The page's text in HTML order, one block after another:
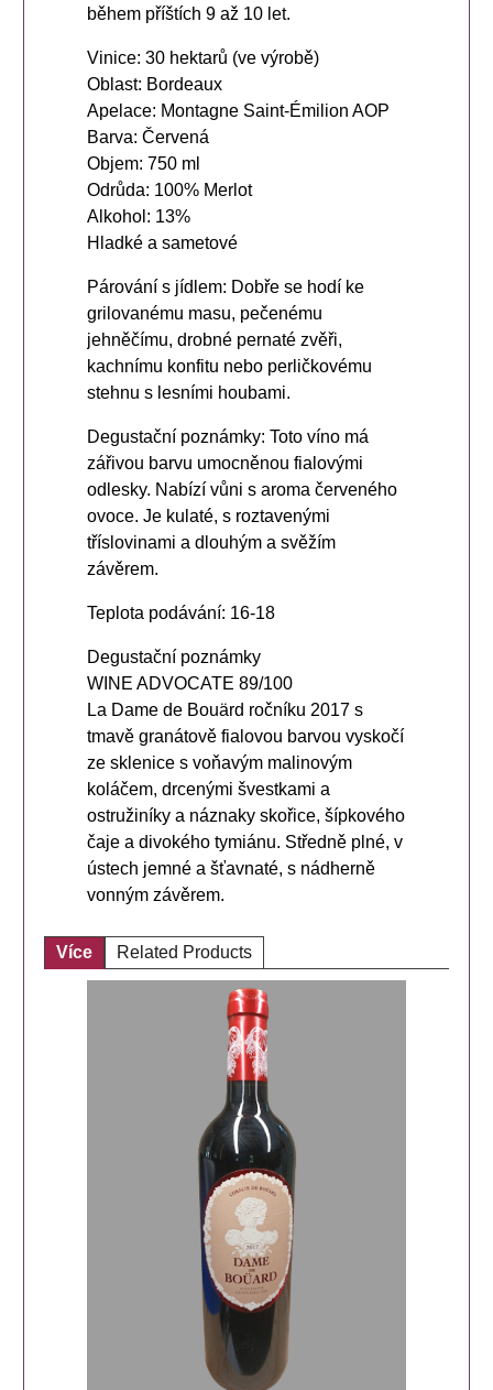
během příštích 9 až 10 let.
Vinice: 30 hektarů (ve výrobě)
Oblast: Bordeaux
Apelace: Montagne Saint-Émilion AOP
Barva: Červená
Objem: 750 ml
Odrůda: 100% Merlot
Alkohol: 13%
Hladké a sametové
Párování s jídlem: Dobře se hodí ke
grilovanému masu, pečenému
jehněčímu, drobné pernaté zvěři,
kachnímu konfitu nebo perličkovému
stehnu s lesními houbami.
Degustační poznámky: Toto víno má
zářivou barvu umocněnou fialovými
odlesky. Nabízí vůni s aroma červeného
ovoce. Je kulaté, s roztavenými
tříslovinami a dlouhým a svěžím
závěrem.
Teplota podávání: 16-18
Degustační poznámky
WINE ADVOCATE 89/100
La Dame de Bouärd ročníku 2017 s
tmavě granátově fialovou barvou vyskočí
ze sklenice s voňavým malinovým
koláčem, drcenými švestkami a
ostružiníky a náznaky skořice, šípkového
čaje a divokého tymiánu. Středně plné, v
ústech jemné a šťavnaté, s nádherně
vonným závěrem.
Více Related Products